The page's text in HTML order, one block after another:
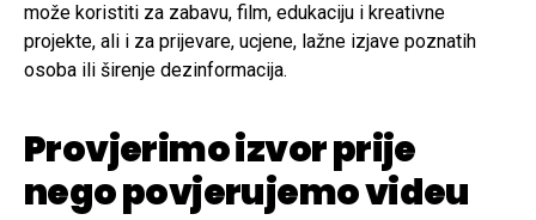
može koristiti za zabavu, film, edukaciju i kreativne
projekte, ali i za prijevare, ucjene, lažne izjave poznatih
osoba ili širenje dezinformacija.
Provjerimo izvor prije
nego povjerujemo videu